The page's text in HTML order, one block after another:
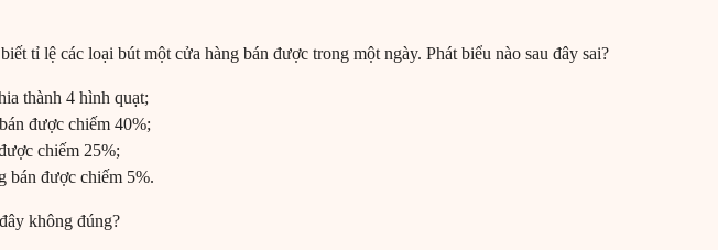
tỉ lệ các loại bút một cửa hàng bán được trong một ngày. Phát biểu nào sau đây sai?
thành 4 hình quạt;
được chiếm 40%;
chiếm 25%;
bán được chiếm 5%.
không đúng?